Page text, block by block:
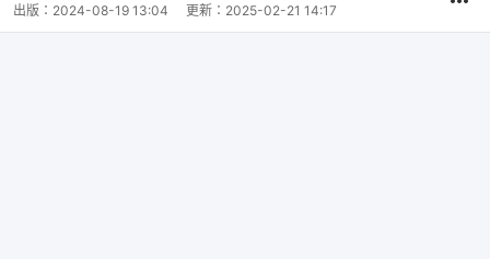
出版： 2024-08-19 13:04 更新： 2025-02-21 14:17